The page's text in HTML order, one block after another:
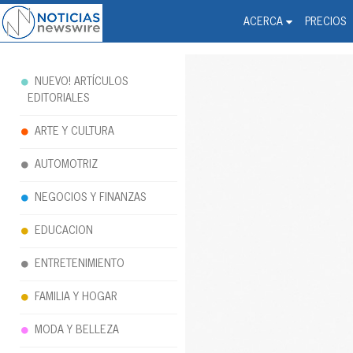
ACERCA PRECIOS
Noticias Newswire -
NUEVO! ARTÍCULOS
EDITORIALES
ARTE Y CULTURA
AUTOMOTRIZ
NEGOCIOS Y FINANZAS
EDUCACION
ENTRETENIMIENTO
FAMILIA Y HOGAR
MODA Y BELLEZA